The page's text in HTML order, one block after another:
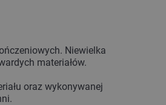
Niewielka
materiałów.
oraz wykonywanej